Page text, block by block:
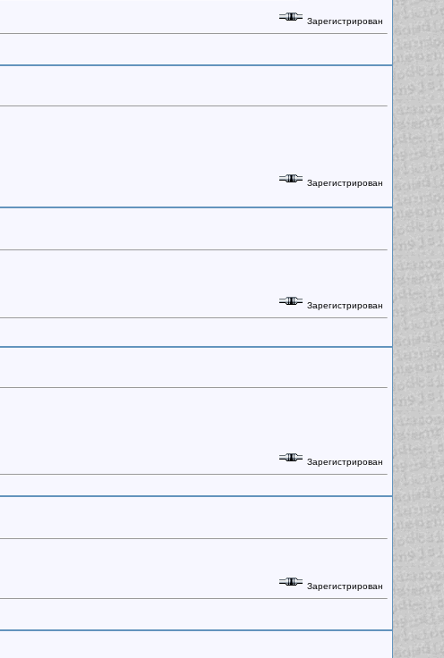
Зарегистрирован
Зарегистрирован
Зарегистрирован
Зарегистрирован
Зарегистрирован